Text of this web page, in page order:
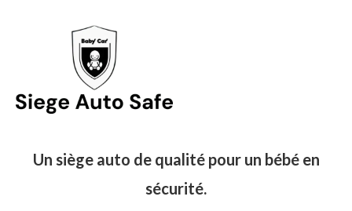
Un siège auto de qualité pour un bébé en
sécurité.